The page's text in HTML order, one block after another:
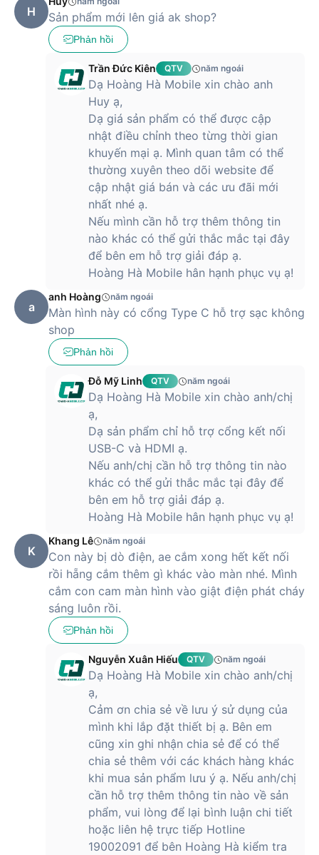
H Sản phẩm mới lên giá ak shop?
Phản hồi
Trần Đức Kiên QTV năm ngoái
Dạ Hoàng Hà Mobile xin chào anh
Huy ạ,
Dạ giá sản phẩm có thể được cập
nhật điều chỉnh theo từng thời gian
khuyến mại ạ. Mình quan tâm có thể
thường xuyên theo dõi website để
cập nhật giá bán và các ưu đãi mới
nhất nhé ạ.
Nếu mình cần hỗ trợ thêm thông tin
nào khác có thể gửi thắc mắc tại đây
để bên em hỗ trợ giải đáp ạ.
Hoàng Hà Mobile hân hạnh phục vụ ạ!
a
anh Hoàng năm ngoái
Màn hình này có cổng Type C hỗ trợ sạc không
shop
Phản hồi
Đỗ Mỹ Linh QTV năm ngoái
Dạ Hoàng Hà Mobile xin chào anh/chị
ạ,
Dạ sản phẩm chỉ hỗ trợ cổng kết nối
USB-C và HDMI ạ.
Nếu anh/chị cần hỗ trợ thông tin nào
khác có thể gửi thắc mắc tại đây để
bên em hỗ trợ giải đáp ạ.
Hoàng Hà Mobile hân hạnh phục vụ ạ!
K
Khang Lê năm ngoái
Con này bị dò điện, ae cắm xong hết kết nối
rồi hẵng cắm thêm gì khác vào màn nhé. Mình
cắm con cam màn hình vào giật điện phát cháy
sáng luôn rồi.
Phản hồi
Nguyễn Xuân Hiếu QTV năm ngoái
Dạ Hoàng Hà Mobile xin chào anh/chị
ạ,
Cảm ơn chia sẻ về lưu ý sử dụng của
mình khi lắp đặt thiết bị ạ. Bên em
cũng xin ghi nhận chia sẻ để có thể
chia sẻ thêm với các khách hàng khác
khi mua sản phẩm lưu ý ạ. Nếu anh/chị
cần hỗ trợ thêm thông tin nào về sản
phẩm, vui lòng để lại bình luận chi tiết
hoặc liên hệ trực tiếp Hotline
19002091 để bên Hoàng Hà kiểm tra